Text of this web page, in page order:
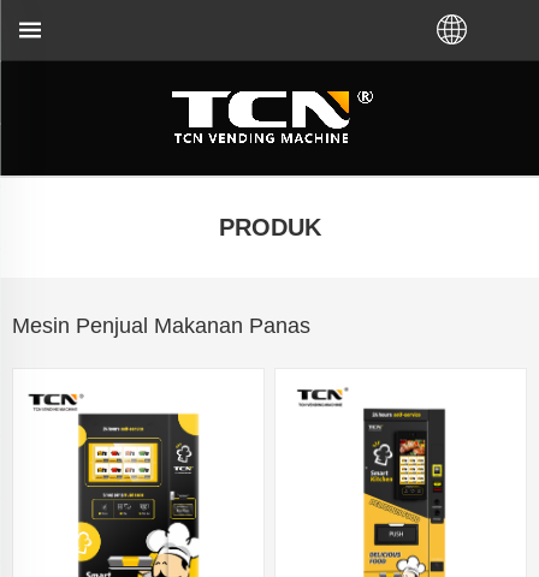
PRODUK
Mesin Penjual Makanan Panas
masalah tidak kira anda membeli